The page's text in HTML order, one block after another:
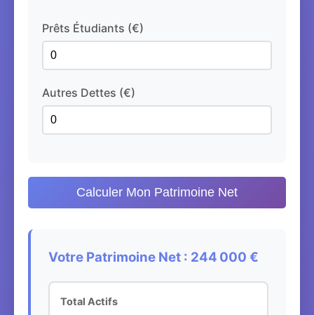
Prêts Étudiants (€)
Autres Dettes (€)
Calculer Mon Patrimoine Net
Votre Patrimoine Net : 244 000 €
Total Actifs